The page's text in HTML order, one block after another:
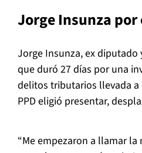
Jorge Insunza por
Jorge Insunza, ex diputado
que duró 27 días por una
delitos tributarios llevada
PPD eligió presentar,
“Me empezaron a llamar